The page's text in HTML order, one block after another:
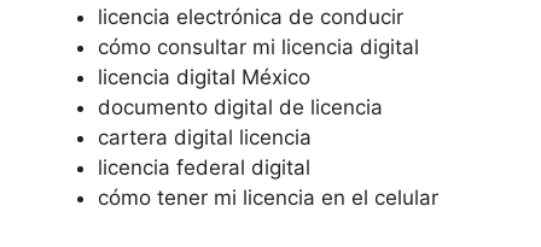
licencia electrónica de conducir
cómo consultar mi licencia digital
licencia digital México
documento digital de licencia
cartera digital licencia
licencia federal digital
cómo tener mi licencia en el celular